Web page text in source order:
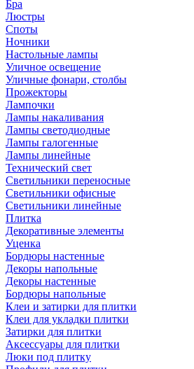
Бра
Люстры
Споты
Ночники
Настольные лампы
Уличное освещение
Уличные фонари, столбы
Прожекторы
Лампочки
Лампы накаливания
Лампы светодиодные
Лампы галогенные
Лампы линейные
Технический свет
Светильники переносные
Светильники офисные
Светильники линейные
Плитка
Декоративные элементы
Уценка
Бордюры настенные
Декоры напольные
Декоры настенные
Бордюры напольные
Клеи и затирки для плитки
Клеи для укладки плитки
Затирки для плитки
Аксессуары для плитки
Люки под плитку